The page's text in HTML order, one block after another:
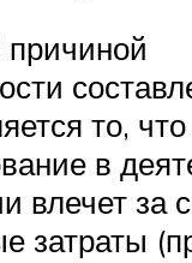
то,
в
влечет за
затраты